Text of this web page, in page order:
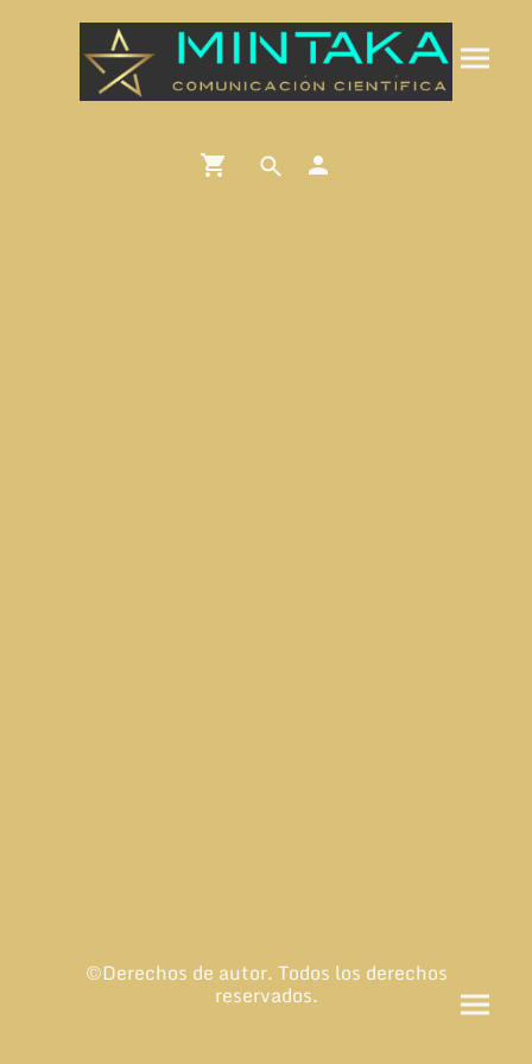
©Derechos de autor. Todos los derechos
reservados.